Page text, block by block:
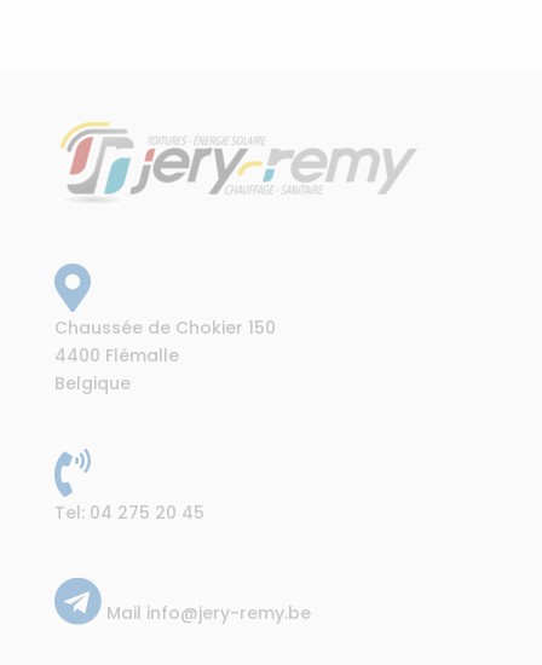
Chaussée de Chokier 150
4400 Flémalle
Belgique
Tel: 04 275 20 45
Mail info@jery-remy.be